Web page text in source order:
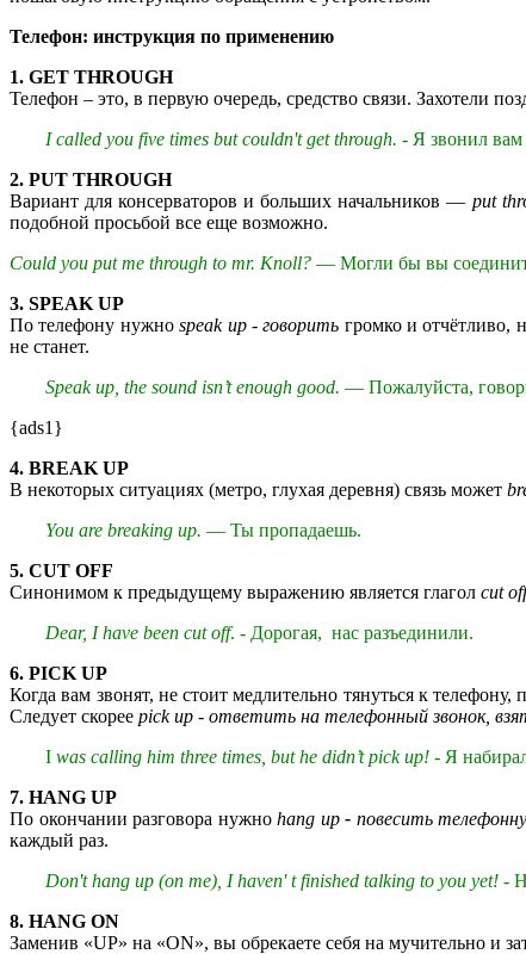
Телефон: инструкция по применению
1. GET THROUGH
Телефон – это, в первую очередь, средство связи. Захотели
I called you five times but couldn't get through. - Я звонил вам
2. PUT THROUGH
Вариант для консерваторов и больших начальников — put
подобной просьбой все еще возможно.
Could you put me through to mr. Knoll? — Могли бы вы
3. SPEAK UP
По телефону нужноspeak up - говорить громко и отчётливо,
не станет.
Speak up, the sound isn’t enough good. — Пожалуйста,
{ads1}
4. BREAK UP
В некоторых ситуациях (метро, глухая деревня) связь может
You are breaking up. — Ты пропадаешь.
5. СUT OFF
Синонимом к предыдущему выражению является глагол cut
Dear, I have been cut off. - Дорогая, нас разъединили.
6. PICK UP
Когда вам звонят, не стоит медлительно тянуться к
Следует скорее pick up - ответить на телефонный звонок,
I was calling him three times, but he didn’t pick up! - Я
7. HANG UP
По окончании разговора нужноhang up- повесить
каждый раз.
Don't hang up (on me), I haven' t finished talking to you yet! -
8. HANG ON
Заменив «UP» на «ON», вы обрекаете себя на мучительно и